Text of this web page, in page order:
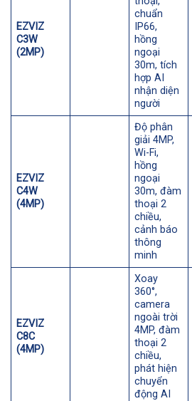
EZVIZ
C3W
(2MP)
chuẩn
IP66,
hồng
ngoại
30m, tích
hợp AI
nhận diện
người
EZVIZ
C4W
(4MP)
Độ phân
giải 4MP,
Wi-Fi,
hồng
ngoại
30m, đàm
thoại 2
chiều,
cảnh báo
thông
minh
EZVIZ
C8C
(4MP)
Xoay
360°,
camera
ngoài trời
4MP, đàm
thoại 2
chiều,
phát hiện
chuyển
động AI